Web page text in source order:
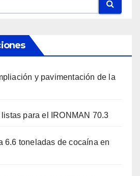
y pavimentación de la
listas para el IRONMAN 70.3
6.6 toneladas de cocaína en